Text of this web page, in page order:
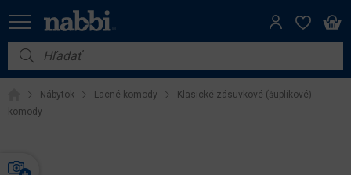
Nábytok
Vybavenie do domácnosti
Nábytok Lacné komody
Klasické zásuvkové (šuplíkové)
komody